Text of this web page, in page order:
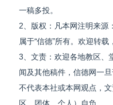
一稿多投。
2、版权：凡本网注明来源
属于“信德”所有。欢迎转载
3、文责：欢迎各地教区、
闻及其他稿件，信德网一
不代表本社或本网观点，
区、团体、个人）自负。